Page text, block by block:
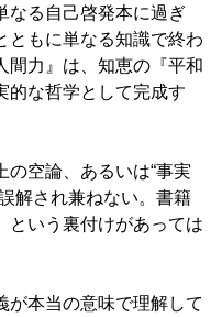
なる自己啓発本に過ぎ
ともに単なる知識で終わ
間力』は、知恵の『平和
的な哲学として完成す
の空論、あるいは“事実
解され兼ねない。書籍
という裏付けがあっては
が本当の意味で理解して